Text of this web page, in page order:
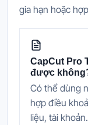
gia hạn hoặc
CapCut Pro
được
Có thể dùng
hợp điều
liệu, tài